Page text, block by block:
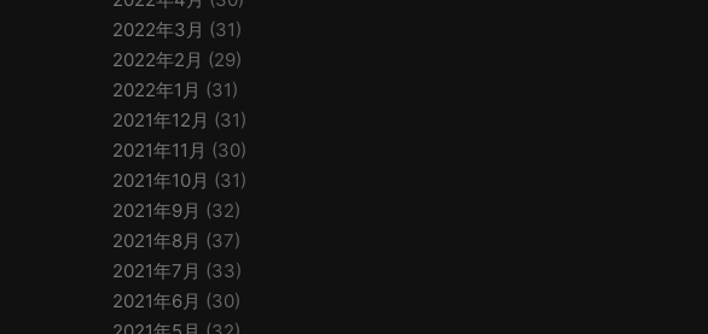
2022年3月 (31)
2022年2月 (29)
2022年1月 (31)
2021年12月 (31)
2021年11月 (30)
2021年10月 (31)
2021年9月 (32)
2021年8月 (37)
2021年7月 (33)
2021年6月 (30)